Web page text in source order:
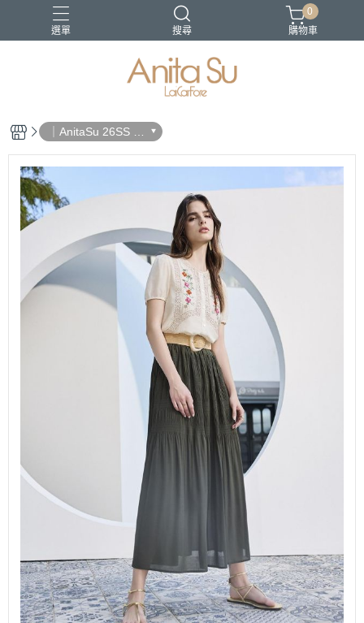
選單 搜尋
0
購物車
｜AnitaSu 26SS 春
夏新品｜